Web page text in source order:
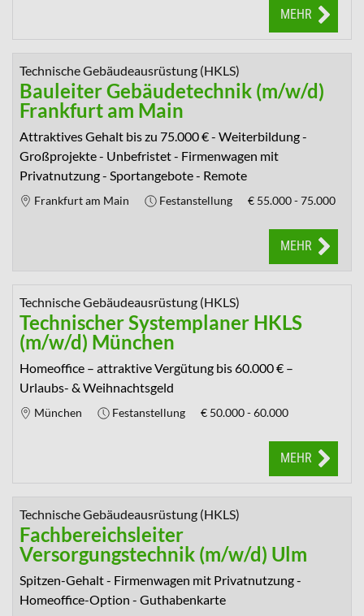
MEHR
Technische Gebäudeausrüstung (HKLS)
Bauleiter Gebäudetechnik (m/w/d)
Frankfurt am Main
Attraktives Gehalt bis zu 75.000 € - Weiterbildung -
Großprojekte - Unbefristet - Firmenwagen mit
Privatnutzung - Sportangebote - Remote
Frankfurt am Main Festanstellung € 55.000 - 75.000
MEHR
Technische Gebäudeausrüstung (HKLS)
Technischer Systemplaner HKLS
(m/w/d) München
Homeoffice – attraktive Vergütung bis 60.000 € –
Urlaubs- & Weihnachtsgeld
München Festanstellung € 50.000 - 60.000
MEHR
Technische Gebäudeausrüstung (HKLS)
Fachbereichsleiter
Versorgungstechnik (m/w/d) Ulm
Spitzen-Gehalt - Firmenwagen mit Privatnutzung -
Homeoffice-Option - Guthabenkarte